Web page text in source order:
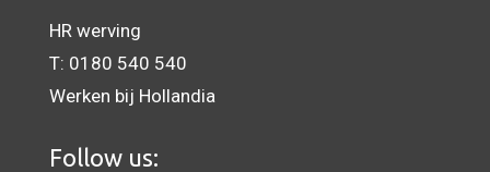
HR werving
T: 0180 540 540
Werken bij Hollandia
Follow us: